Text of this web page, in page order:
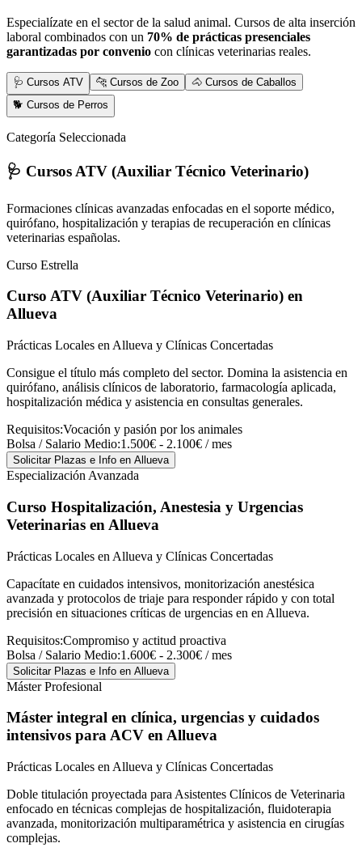
Especialízate en el sector de la salud animal. Cursos de alta inserción
laboral combinados con un 70% de prácticas presenciales
garantizadas por convenio con clínicas veterinarias reales.
🩺 Cursos ATV 🐆 Cursos de Zoo
🐴 Cursos de Caballos
🐕 Cursos de Perros
Categoría Seleccionada
🩺 Cursos ATV (Auxiliar Técnico Veterinario)
Formaciones clínicas avanzadas enfocadas en el soporte médico,
quirófano, hospitalización y terapias de recuperación en clínicas
veterinarias españolas.
Curso Estrella
Curso ATV (Auxiliar Técnico Veterinario) en
Allueva
Prácticas Locales en Allueva y Clínicas Concertadas
Consigue el título más completo del sector. Domina la asistencia en
quirófano, análisis clínicos de laboratorio, farmacología aplicada,
hospitalización médica y asistencia en consultas generales.
Requisitos:Vocación y pasión por los animales
Bolsa / Salario Medio:1.500€ - 2.100€ / mes
Solicitar Plazas e Info en Allueva
Especialización Avanzada
Curso Hospitalización, Anestesia y Urgencias
Veterinarias en Allueva
Prácticas Locales en Allueva y Clínicas Concertadas
Capacítate en cuidados intensivos, monitorización anestésica
avanzada y protocolos de triaje para responder rápido y con total
precisión en situaciones críticas de urgencias en en Allueva.
Requisitos:Compromiso y actitud proactiva
Bolsa / Salario Medio:1.600€ - 2.300€ / mes
Solicitar Plazas e Info en Allueva
Máster Profesional
Máster integral en clínica, urgencias y cuidados
intensivos para ACV en Allueva
Prácticas Locales en Allueva y Clínicas Concertadas
Doble titulación proyectada para Asistentes Clínicos de Veterinaria
enfocado en técnicas complejas de hospitalización, fluidoterapia
avanzada, monitorización multiparamétrica y asistencia en cirugías
complejas.